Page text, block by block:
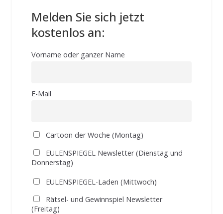
Melden Sie sich jetzt
kostenlos an:
Vorname oder ganzer Name
E-Mail
Cartoon der Woche (Montag)
EULENSPIEGEL Newsletter (Dienstag und
Donnerstag)
EULENSPIEGEL-Laden (Mittwoch)
Rätsel- und Gewinnspiel Newsletter
(Freitag)